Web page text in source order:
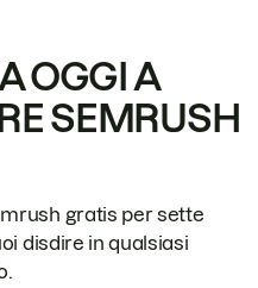
OGGI A
SEMRUSH
gratis per sette
disdire in qualsiasi